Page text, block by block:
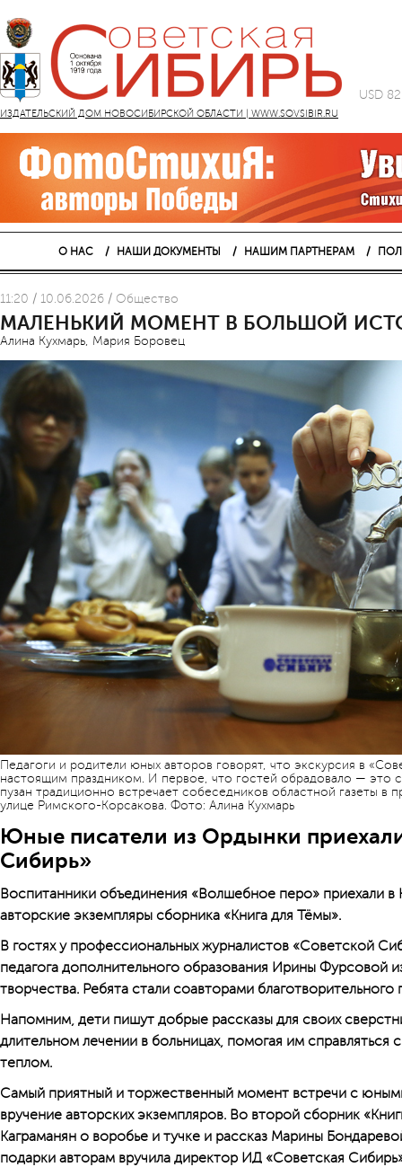
ИЗДАТЕЛЬСКИЙ ДОМ НОВОСИБИРСКОЙ ОБЛАСТИ | WWW.SOVSIBIR.RU
USD
О НАС НАШИ ДОКУМЕНТЫ НАШИМ ПАРТНЕРАМ
11:20 / 10.06.2026 / Общество
МАЛЕНЬКИЙ МОМЕНТ В БОЛЬШОЙ
Алина Кухмарь, Мария Боровец
Педагоги и родители юных авторов говорят, что экскурсия в
настоящим праздником. И первое, что гостей обрадовало — это
пузан традиционно встречает собеседников областной газеты в
улице Римского-Корсакова. Фото: Алина Кухмарь
Юные писатели из Ордынки
Сибирь»
Воспитанники объединения «Волшебное перо» приехали в
авторские экземпляры сборника «Книга для Тёмы».
В гостях у профессиональных журналистов «Советской
педагога дополнительного образования Ирины Фурсовой
творчества. Ребята стали соавторами благотворительного
Напомним, дети пишут добрые рассказы для своих
длительном лечении в больницах, помогая им
теплом.
Самый приятный и торжественный момент встречи с
вручение авторских экземпляров. Во второй сборник
Каграманян о воробье и тучке и рассказ Марины
подарки авторам вручила директор ИД «Советская